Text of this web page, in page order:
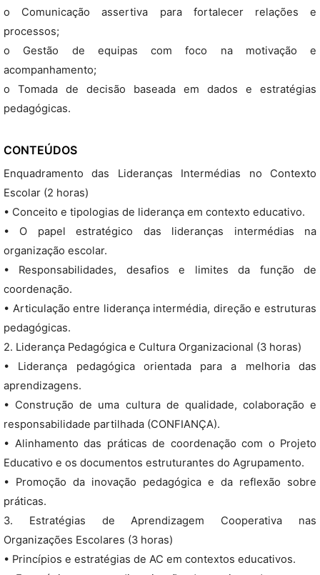
o Comunicação assertiva para fortalecer relações e
processos;
o Gestão de equipas com foco na motivação e
acompanhamento;
o Tomada de decisão baseada em dados e estratégias
pedagógicas.
CONTEÚDOS
Enquadramento das Lideranças Intermédias no Contexto
Escolar (2 horas)
• Conceito e tipologias de liderança em contexto educativo.
• O papel estratégico das lideranças intermédias na
organização escolar.
• Responsabilidades, desafios e limites da função de
coordenação.
• Articulação entre liderança intermédia, direção e estruturas
pedagógicas.
2. Liderança Pedagógica e Cultura Organizacional (3 horas)
• Liderança pedagógica orientada para a melhoria das
aprendizagens.
• Construção de uma cultura de qualidade, colaboração e
responsabilidade partilhada (CONFIANÇA).
• Alinhamento das práticas de coordenação com o Projeto
Educativo e os documentos estruturantes do Agrupamento.
• Promoção da inovação pedagógica e da reflexão sobre
práticas.
3. Estratégias de Aprendizagem Cooperativa nas
Organizações Escolares (3 horas)
• Princípios e estratégias de AC em contextos educativos.